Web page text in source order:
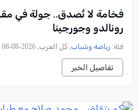
فخامة لا تُصدق.. جولة في
رونالدو وجورجينا
فئة: رياضة وشباب, كل العرب, 2026-08-08 08:04:52
تفاصيل الخبر